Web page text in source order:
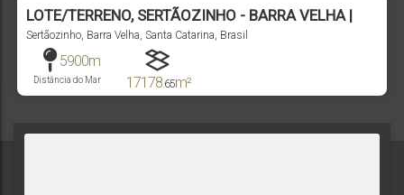
LOTE/TERRENO, SERTÃOZINHO - BARRA VELHA |
2421
Sertãozinho, Barra Velha, Santa Catarina, Brasil
5900m
Distância do Mar
17178.65m²